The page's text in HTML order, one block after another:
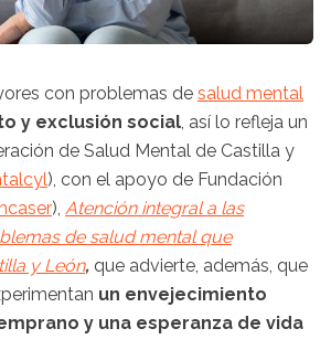
con problemas de salud mental
y exclusión social, así lo refleja un
de Salud Mental de Castilla y
), con el apoyo de Fundación
), Atención integral a las
de salud mental que
y León, que advierte, además, que
un envejecimiento
y una esperanza de vida